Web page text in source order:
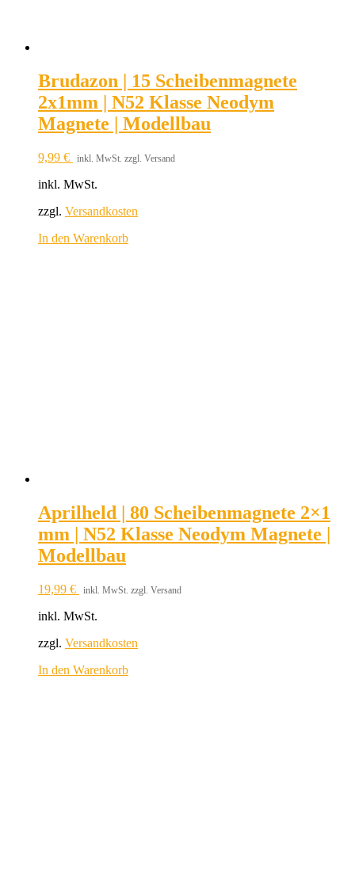
Brudazon | 15 Scheibenmagnete
2x1mm | N52 Klasse Neodym
Magnete | Modellbau
9,99 € inkl. MwSt. zzgl. Versand
inkl. MwSt.
zzgl. Versandkosten
In den Warenkorb
Aprilheld | 80 Scheibenmagnete 2×1
mm | N52 Klasse Neodym Magnete |
Modellbau
19,99 € inkl. MwSt. zzgl. Versand
inkl. MwSt.
zzgl. Versandkosten
In den Warenkorb